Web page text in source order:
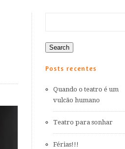
Posts recentes
Quando o teatro é um
vulcão humano
Teatro para sonhar
Férias!!!